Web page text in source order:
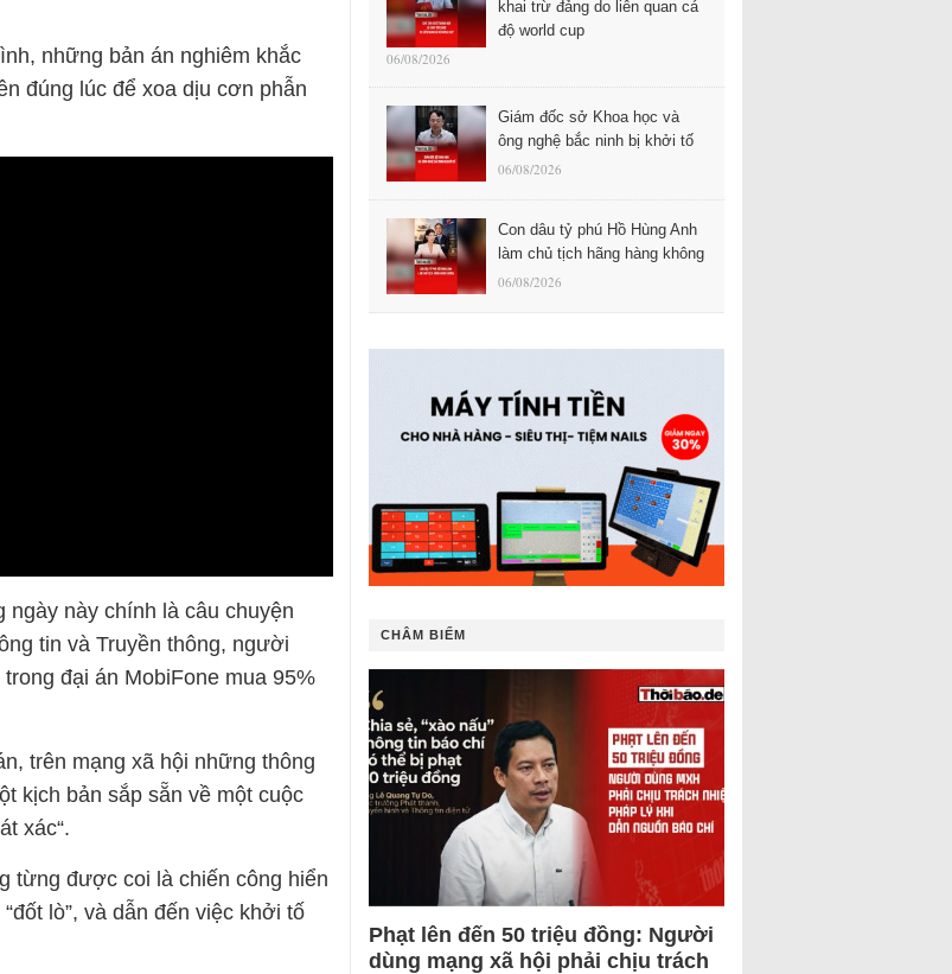
những bản án nghiêm khắc
đúng lúc để xoa dịu cơn phẫn
này chính là câu chuyện
tin và Truyền thông, người
đại án MobiFone mua 95%
trên mạng xã hội những thông
kịch bản sắp sẵn về một cuộc
xác“.
từng được coi là chiến công hiển
lò”, và dẫn đến việc khởi tố
khai trừ đảng do liên quan cá
độ world cup
06/08/2026
Giám đốc sở Khoa học và
ông nghệ bắc ninh bị khởi tố
06/08/2026
Con dâu tỷ phú Hồ Hùng Anh
làm chủ tịch hãng hàng không
06/08/2026
CHÂM BIẾM
Phạt lên đến 50 triệu đồng: Người
dùng mạng xã hội phải chịu trách